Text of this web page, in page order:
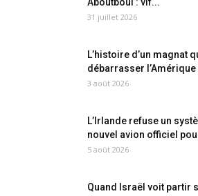
31 juillet 2026
L’histoire d’un magnat
débarrasser
3 août 2026
L’Irlande refuse un
nouvel avion officiel
5 août 2026
Quand Israël voit partir